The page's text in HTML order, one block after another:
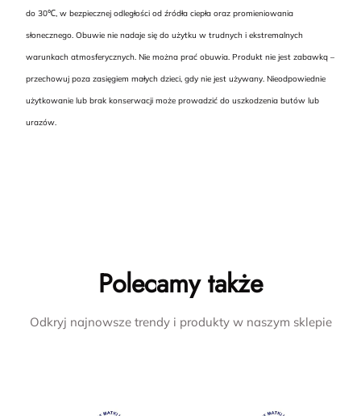
do 30℃, w bezpiecznej odległości od źródła ciepła oraz promieniowania
słonecznego. Obuwie nie nadaje się do użytku w trudnych i ekstremalnych
warunkach atmosferycznych. Nie można prać obuwia. Produkt nie jest zabawką –
przechowuj poza zasięgiem małych dzieci, gdy nie jest używany. Nieodpowiednie
użytkowanie lub brak konserwacji może prowadzić do uszkodzenia butów lub
urazów.
Polecamy także
Odkryj najnowsze trendy i produkty w naszym sklepie